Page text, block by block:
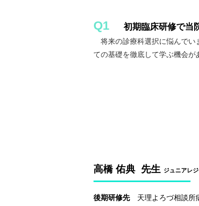
Q1 初期臨床研修で当
将来の診療科選択に悩んでい
ての基礎を徹底して学ぶ機会が
高橋 佑典 先生 ジュニアレ
後期研修先天理よろづ相談所